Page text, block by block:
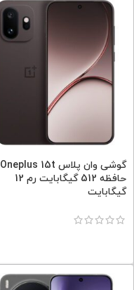
گوشی وان پلاس Oneplus 15t
حافظه 512 گیگابایت رم 12
گیگابایت